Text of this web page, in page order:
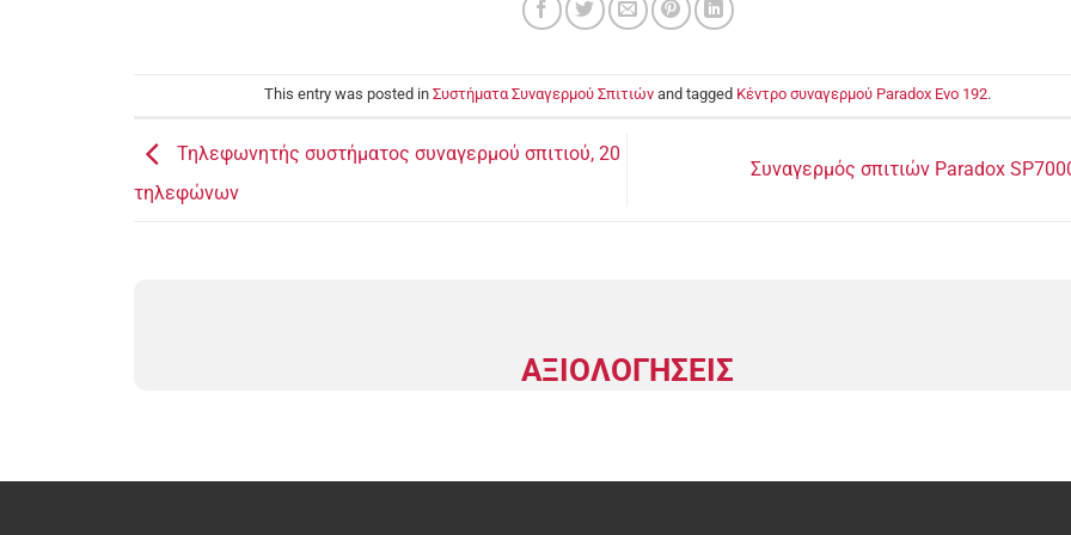
This entry was posted in Συστήματα Συναγερμού Σπιτιώνand tagged Κέντρο συναγερμού Paradox Evo 192.
Τηλεφωνητής συστήματος συναγερμού σπιτιού, 20
τηλεφώνων
Συναγερμός σπιτιών Paradox
ΑΞΙΟΛΟΓΗΣΕΙΣ